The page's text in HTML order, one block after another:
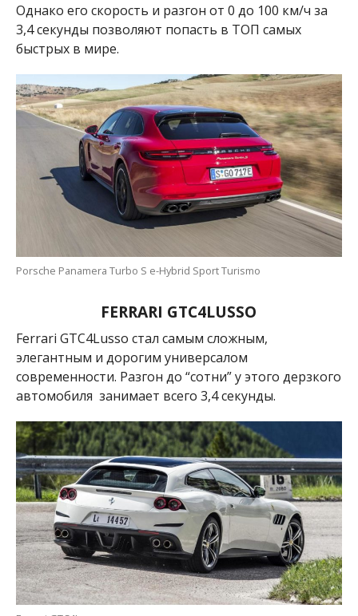
Однако его скорость и разгон от 0 до 100 км/ч за
3,4 секунды позволяют попасть в ТОП самых
быстрых в мире.
Porsche Panamera Turbo S e-Hybrid Sport Turismo
FERRARI GTC4LUSSO
Ferrari GTC4Lusso стал самым сложным,
элегантным и дорогим универсалом
современности. Разгон до “сотни” у этого дерзкого
автомобиля занимает всего 3,4 секунды.